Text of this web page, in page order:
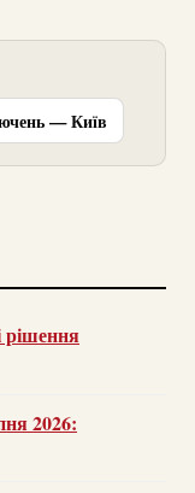
— Київ
рішення
2026: